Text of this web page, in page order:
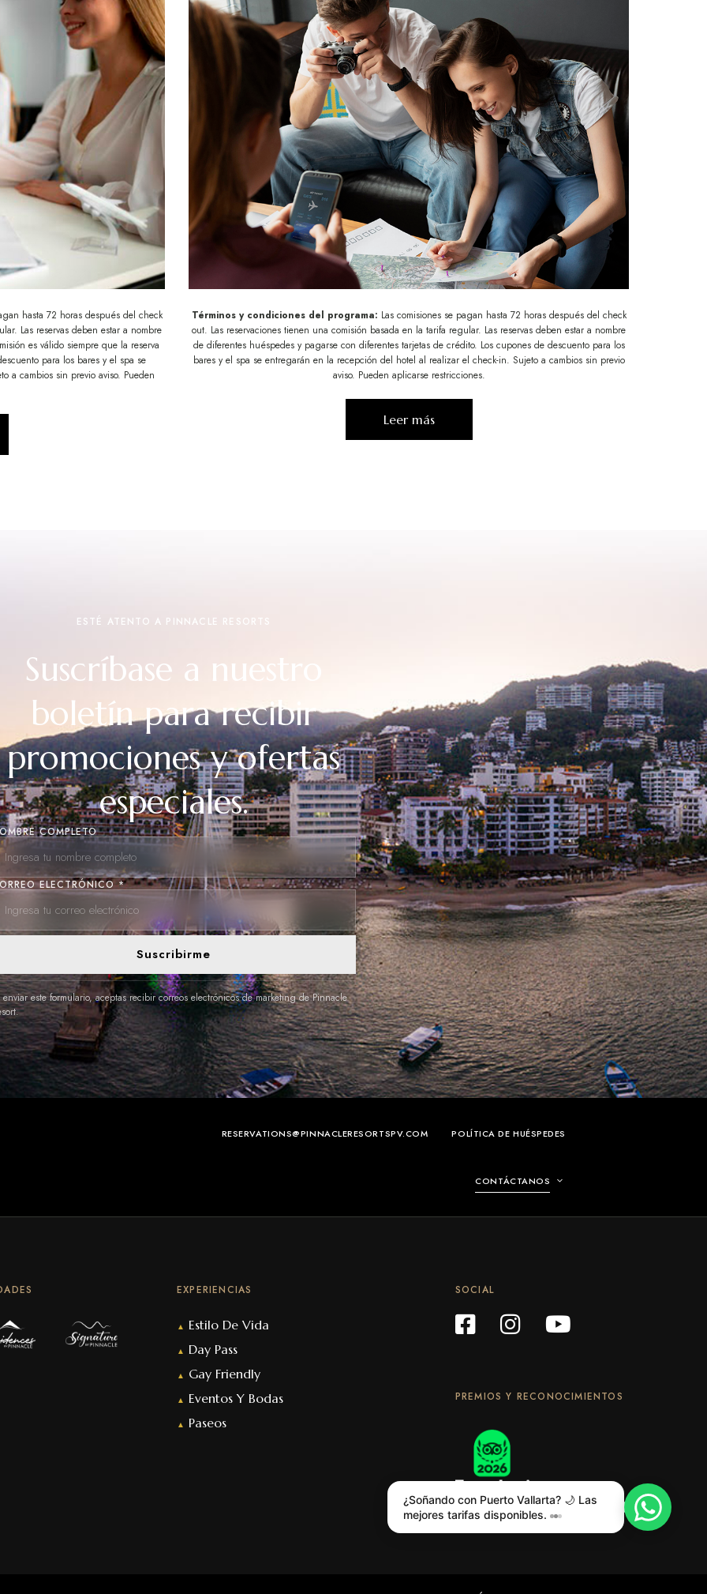
hasta 72 horas después del check
Las reservas deben estar a nombre
es válido siempre que la reserva
para los bares y el spa se
a cambios sin previo aviso. Pueden
Términos y condiciones del programa: Las comisiones se pagan hasta 72 horas después del check
out. Las reservaciones tienen una comisión basada en la tarifa regular. Las reservas deben estar a nombre
de diferentes huéspedes y pagarse con diferentes tarjetas de crédito. Los cupones de descuento para los
bares y el spa se entregarán en la recepción del hotel al realizar el check-in. Sujeto a cambios sin previo
aviso. Pueden aplicarse restricciones.
Leer más
ESTÉ ATENTO A PINNACLE RESORTS
Suscríbase a nuestro
boletín para recibir
promociones y ofertas
especiales.
COMPLETO
ELECTRÓNICO *
Suscribirme
este formulario, aceptas recibir correos electrónicos de marketing de Pinnacle
RESERVATIONS@PINNACLERESORTSPV.COM POLÍTICA DE HUÉSPEDES
CONTÁCTANOS
EXPERIENCIAS
▲ Estilo De Vida
▲ Day Pass
▲ Gay Friendly
▲ Eventos Y Bodas
▲ Paseos
SOCIAL
PREMIOS Y RECONOCIMIENTOS
¿Soñando con Puerto Vallarta? 🌙 Las
mejores tarifas disponibles.